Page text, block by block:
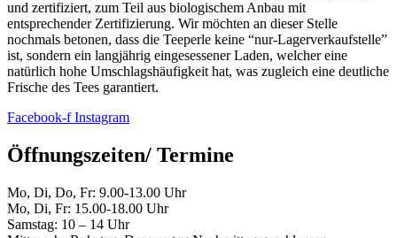
und zertifiziert, zum Teil aus biologischem Anbau mit
entsprechender Zertifizierung. Wir möchten an dieser Stelle
nochmals betonen, dass die Teeperle keine “nur-Lagerverkaufstelle”
ist, sondern ein langjährig eingesessener Laden, welcher eine
natürlich hohe Umschlagshäufigkeit hat, was zugleich eine deutliche
Frische des Tees garantiert.
Facebook-f Instagram
Öffnungszeiten/ Termine
Mo, Di, Do, Fr: 9.00-13.00 Uhr
Mo, Di, Fr: 15.00-18.00 Uhr
Samstag: 10 – 14 Uhr